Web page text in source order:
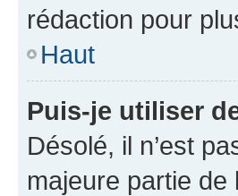
rédaction pour
Haut
Puis-je utiliser
Désolé, il n’est
majeure partie